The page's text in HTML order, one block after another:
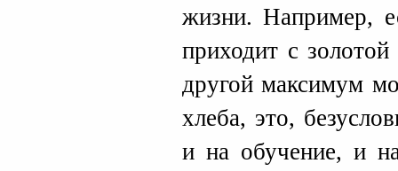
жизни. Например,
приходит с
другой максимум
хлеба, это,
и на обучение, и